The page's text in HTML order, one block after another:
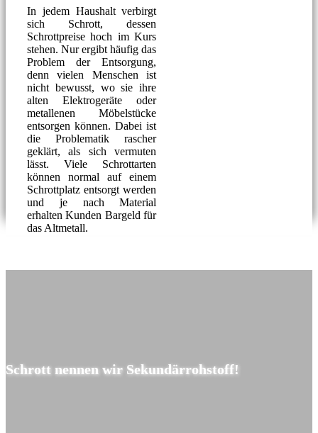
In jedem Haushalt verbirgt
sich Schrott, dessen
Schrottpreise hoch im Kurs
stehen. Nur ergibt häufig das
Problem der Entsorgung,
denn vielen Menschen ist
nicht bewusst, wo sie ihre
alten Elektrogeräte oder
metallenen Möbelstücke
entsorgen können. Dabei ist
die Problematik rascher
geklärt, als sich vermuten
lässt. Viele Schrottarten
können normal auf einem
Schrottplatz entsorgt werden
und je nach Material
erhalten Kunden Bargeld für
das Altmetall.
Schrott nennen wir Sekundärrohstoff!